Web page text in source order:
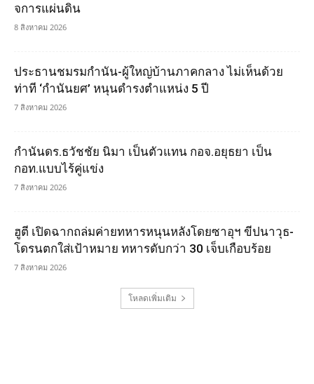
จการแผ่นดิน
8 สิงหาคม 2026
ประธานชมรมกำนัน-ผู้ใหญ่บ้านภาคกลาง ไม่เห็นด้วย
ท่าที ‘กำนันยศ’ หนุนดำรงตำแหน่ง 5 ปี
7 สิงหาคม 2026
กำนันดร.ธวัชชัย นิมา เป็นตัวแทน กอจ.อยุธยา เป็น
กอท.แบบไร้คู่แข่ง
7 สิงหาคม 2026
ฮูตี เปิดฉากถล่มค่ายทหารหนุนหลังโดยซาอุฯ ขีปนาวุธ-
โดรนตกใส่เป้าหมาย ทหารดับกว่า 30 เจ็บเกือบร้อย
7 สิงหาคม 2026
โหลดเพิ่มเติม